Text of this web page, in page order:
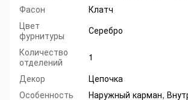
Фасон
Клатч
Цвет
фурнитуры
Серебро
Количество
отделений
1
Декор
Цепочка
Особенность
Наружный карман,